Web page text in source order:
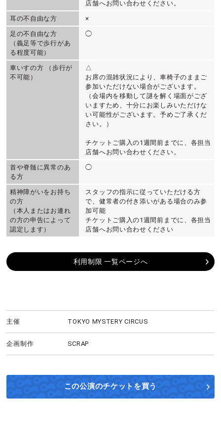
店舗へお問い合わせください。
耳の不自由な方 ×
足の不自由な方
（義足等で歩行があ
る程度可能）
◯
車いすの方 （歩行が
不可能）
△
お席の混雑状況により、車椅子のままご
参加いただけない場合がございます。
（会場内を移動して謎を解く場面がござ
いますため、十分にお楽しみいただけな
い可能性がございます。予めご了承くだ
さい。）
チケットご購入の1週間前までに、各担当
店舗へお問い合わせください。
首や脊髄に異常のあ
る方
◯
精神障がいをお持ち
の方
（本人またはお連れ
の方の申告によって
認定します）
スタッフの指示に従っていただける方
で、健常者の付き添いがある場合のみ参
加可能
チケットご購入の1週間前までに、各担当
店舗へお問い合わせください
利用制限 一覧ページへ
主催 TOKYO MYSTERY CIRCUS
企画制作 SCRAP
この公演のチケットを買う